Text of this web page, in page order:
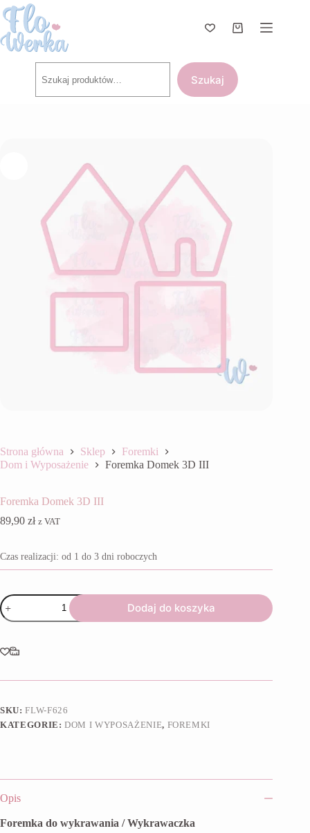
Przejdź
do
treści
Koszyk
Szukaj
Strona główna Sklep
Foremki
Dom i Wyposażenie
Foremka Domek 3D III
Foremka Domek 3D III
89,90 zł z VAT
Czas realizacji: od 1 do 3 dni roboczych
ilość
Foremka
Domek
III
Dodaj do koszyka
SKU:FLW-F626
KATEGORIE:DOM I WYPOSAŻENIE, FOREMKI
Opis
Foremka do wykrawania / Wykrawaczka